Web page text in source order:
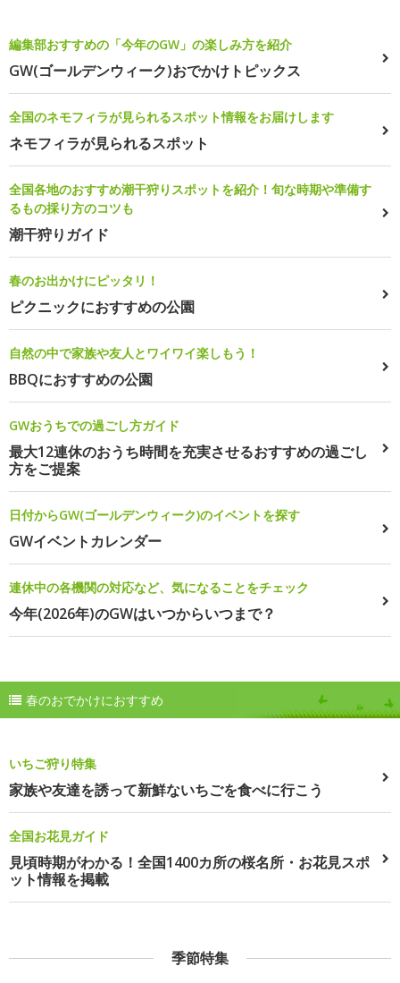
編集部おすすめの「今年のGW」の楽しみ方を紹介
GW(ゴールデンウィーク)おでかけトピックス
全国のネモフィラが見られるスポット情報をお届けします
ネモフィラが見られるスポット
全国各地のおすすめ潮干狩りスポットを紹介！旬な時期や準備す
るもの採り方のコツも
潮干狩りガイド
春のお出かけにピッタリ！
ピクニックにおすすめの公園
自然の中で家族や友人とワイワイ楽しもう！
BBQにおすすめの公園
GWおうちでの過ごし方ガイド
最大12連休のおうち時間を充実させるおすすめの過ごし
方をご提案
日付からGW(ゴールデンウィーク)のイベントを探す
GWイベントカレンダー
連休中の各機関の対応など、気になることをチェック
今年(2026年)のGWはいつからいつまで？
春のおでかけにおすすめ
いちご狩り特集
家族や友達を誘って新鮮ないちごを食べに行こう
全国お花見ガイド
見頃時期がわかる！全国1400カ所の桜名所・お花見スポ
ット情報を掲載
季節特集